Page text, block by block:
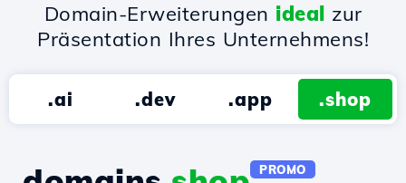
Domain-Erweiterungen ideal zur
Präsentation Ihres Unternehmens!
.ai .dev .app .shop
PROMO